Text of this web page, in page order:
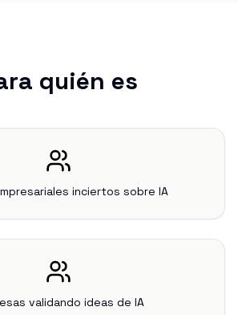
quién es
inciertos sobre IA
validando ideas de IA